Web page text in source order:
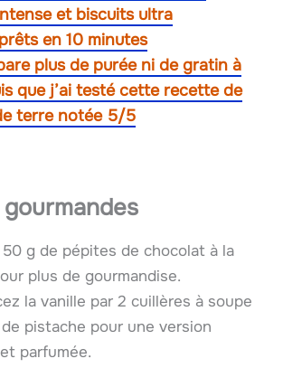
et biscuits ultra
en 10 minutes
plus de purée ni de gratin à
que j’ai testé cette recette de
terre notée 5/5
g de pépites de chocolat à la
plus de gourmandise.
la vanille par 2 cuillères à soupe
pistache pour une version
parfumée.